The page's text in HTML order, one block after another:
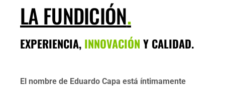
LA FUNDICIÓN.
EXPERIENCIA, INNOVACIÓN Y CALIDAD.
El nombre de Eduardo Capa está íntimamente